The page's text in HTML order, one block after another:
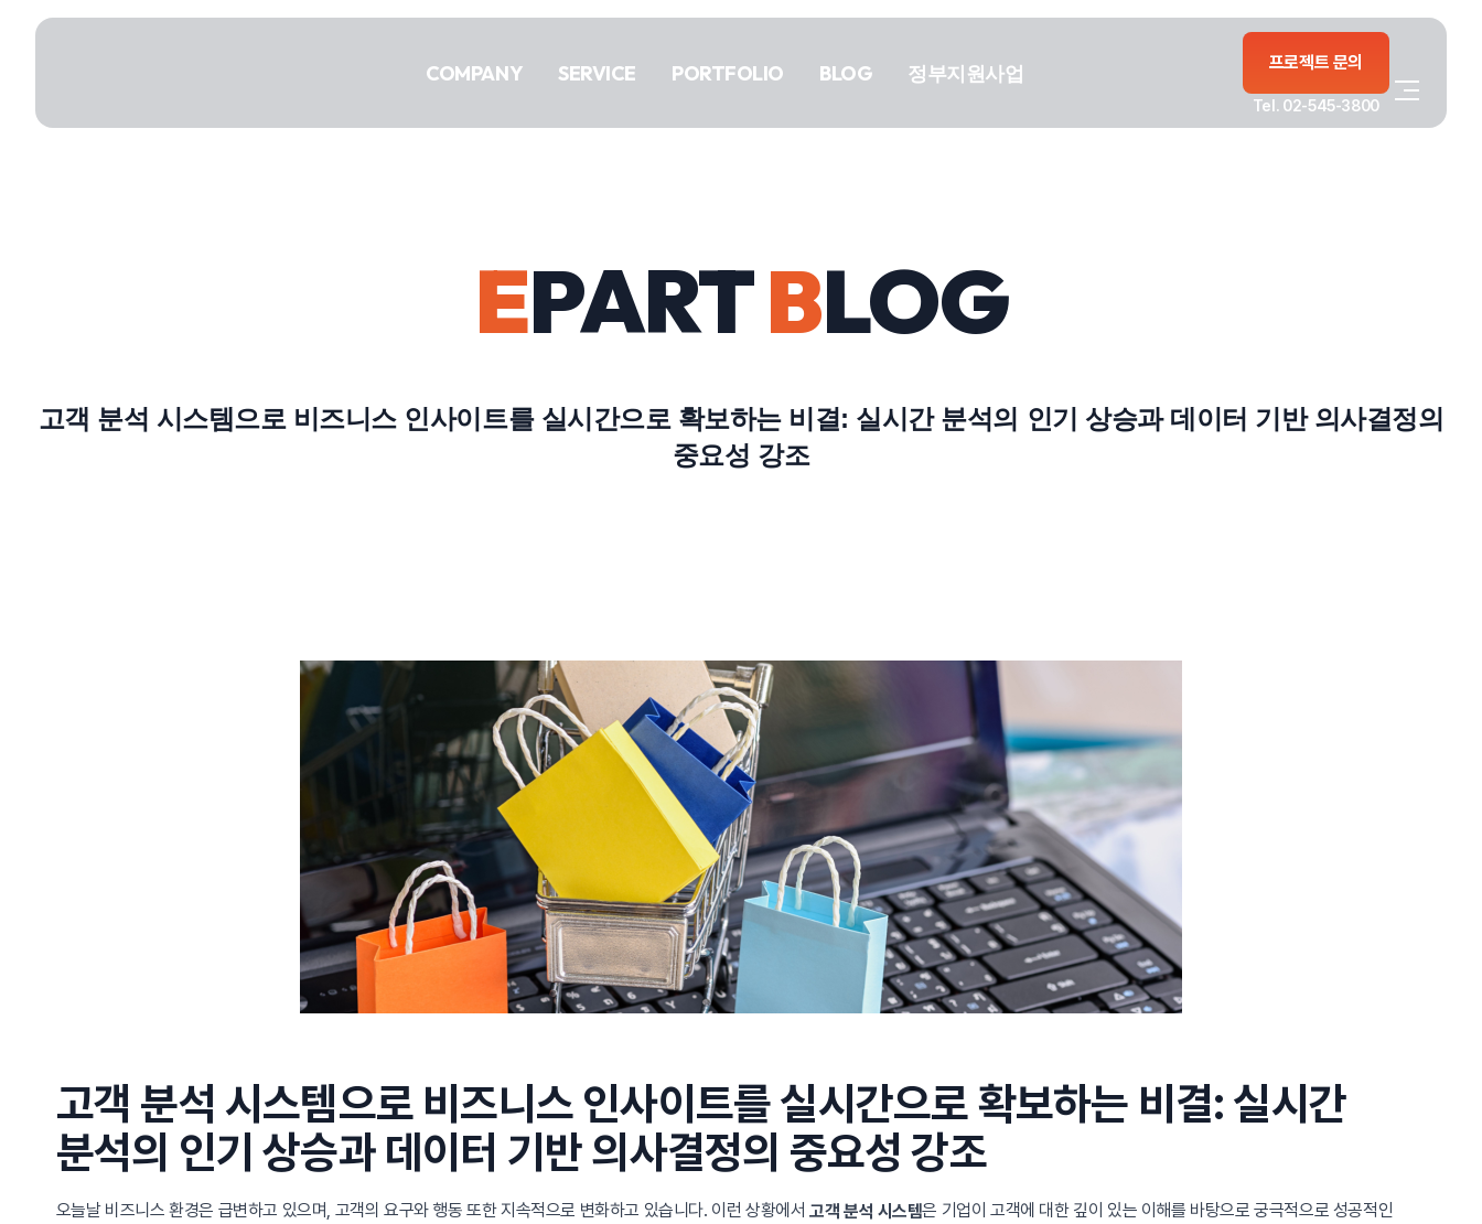
건너뛰기
COMPANY SERVICE PORTFOLIO BLOG 정부지원사업 프로젝트 문의
Tel. 02-545-3800
PORTFOLIO
정부지원사업
EPARTBLOG
고객 분석 시스템으로 비즈니스 인사이트를 실시간으로 확보하는 비결: 실시간 분석의 인기 상승과 데이터 기반 의사결정의
중요성 강조
고객 분석 시스템으로 비즈니스 인사이트를 실시간으로 확보하는 비결: 실시간
분석의 인기 상승과 데이터 기반 의사결정의 중요성 강조
오늘날 비즈니스 환경은 급변하고 있으며, 고객의 요구와 행동 또한 지속적으로 변화하고 있습니다. 이런 상황에서 고객 분석 시스템은 기업이 고객에 대한 깊이 있는 이해를 바탕으로 궁극적으로 성공적인